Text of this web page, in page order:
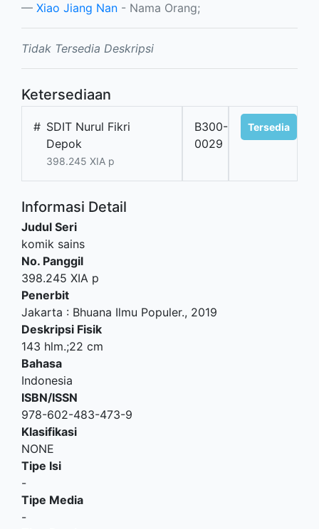
Xiao Jiang Nan - Nama Orang;
Tidak Tersedia Deskripsi
Ketersediaan
# SDIT Nurul Fikri
Depok
398.245 XIA p
B300-
0029
Tersedia
Informasi Detail
Judul Seri
komik sains
No. Panggil
398.245 XIA p
Penerbit
Jakarta : Bhuana Ilmu Populer., 2019
Deskripsi Fisik
143 hlm.;22 cm
Bahasa
Indonesia
ISBN/ISSN
978-602-483-473-9
Klasifikasi
NONE
Tipe Isi
-
Tipe Media
-